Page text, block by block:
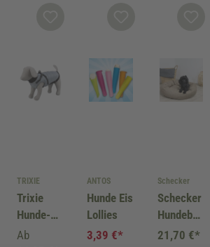
TRIXIE
Trixie
Hunde-
Geschirr
Ab
ANTOS
Hunde Eis
Lollies
3,39 €*
Schecker
Schecker
Hundebett
Bensersie
21,70 €*